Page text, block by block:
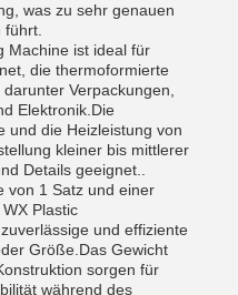
was zu sehr genauen
Machine ist ideal für
die thermoformierte
Verpackungen,
Elektronik.Die
und die Heizleistung von
kleiner bis mittlerer
Details geeignet..
von 1 Satz und einer
Plastic
und effiziente
Größe.Das Gewicht
sorgen für
während des